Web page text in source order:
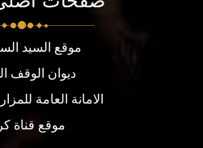
موقع السيد
ديوان الوقف
الامانة العامة
موقع قناة